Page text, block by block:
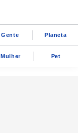
Gente Planeta
Mulher Pet